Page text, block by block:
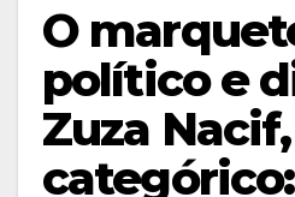
O
político e
Zuza